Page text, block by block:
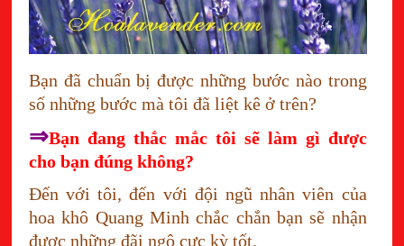
Bạn đã chuẩn bị được những bước nào trong
số những bước mà tôi đã liệt kê ở trên?
⇒Bạn đang thắc mắc tôi sẽ làm gì được
cho bạn đúng không?
Đến với tôi, đến với đội ngũ nhân viên của
hoa khô Quang Minh chắc chắn bạn sẽ nhận
được những đãi ngộ cực kỳ tốt.